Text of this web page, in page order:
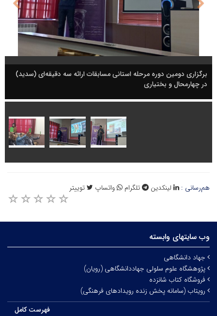
برگزاری دومین دوره مرحله استانی مسابقات ارائه سه دقیقه‌ای (سدید)
در چهارمحال و بختیاری
هم‌رسانی : لینکدین تلگرام واتساپ توییتر
وب سایتهای وابسته
جهاد دانشگاهی
پژوهشگاه علوم سلولی جهاددانشگاهی (رویان)
فروشگاه کتاب شانزده
رویتاب (سامانه پخش زنده رویدادهای فرهنگی)
فهرست کامل